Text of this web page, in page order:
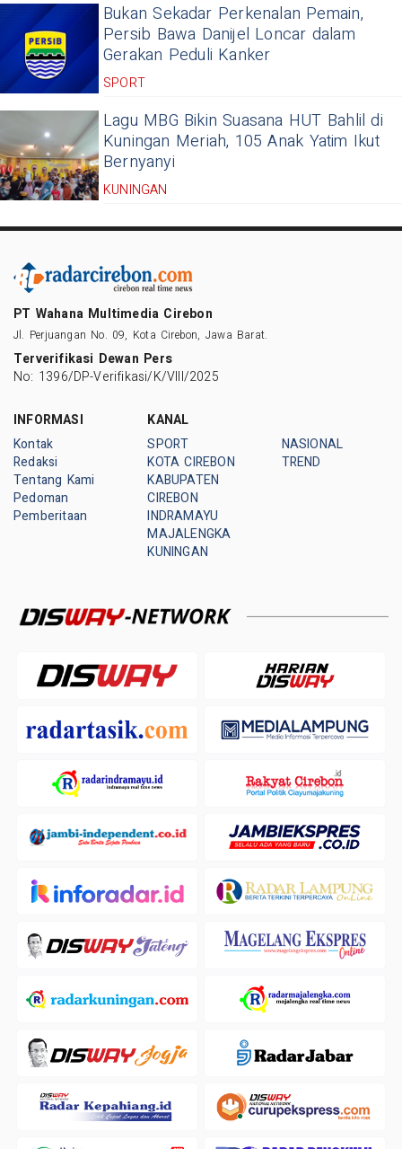
Bukan Sekadar Perkenalan Pemain,
Persib Bawa Danijel Loncar dalam
Gerakan Peduli Kanker
SPORT
Lagu MBG Bikin Suasana HUT Bahlil di
Kuningan Meriah, 105 Anak Yatim Ikut
Bernyanyi
KUNINGAN
PT Wahana Multimedia Cirebon
Jl. Perjuangan No. 09, Kota Cirebon, Jawa Barat.
Terverifikasi Dewan Pers
No: 1396/DP-Verifikasi/K/VIII/2025
INFORMASI
Kontak
Redaksi
Tentang Kami
Pedoman
Pemberitaan
KANAL
SPORT
KOTA CIREBON
KABUPATEN
CIREBON
INDRAMAYU
MAJALENGKA
KUNINGAN
NASIONAL
TREND